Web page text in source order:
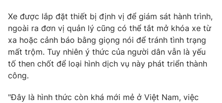
THỜI BÁO VTV
Xe được lắp đặt thiết bị định vị để giám sát hành trình,
ngoài ra đơn vị quản lý cũng có thể tắt mở khóa xe từ
xa hoặc cảnh báo bằng giọng nói để tránh tình trạng
mất trộm. Tuy nhiên ý thức của người dân vẫn là yếu
tố then chốt để loại hình dịch vụ này phát triển thành
công.
"Đây là hình thức còn khá mới mẻ ở Việt Nam, việc